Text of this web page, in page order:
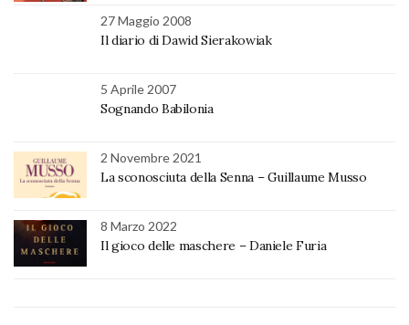
27 Maggio 2008
Il diario di Dawid Sierakowiak
5 Aprile 2007
Sognando Babilonia
2 Novembre 2021
La sconosciuta della Senna – Guillaume Musso
8 Marzo 2022
Il gioco delle maschere – Daniele Furia